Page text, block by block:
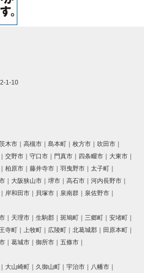
1-10
木市 高槻市 島本町 枚方市
吹田市
交野市 守口市 門真市 四条畷市
大東市
柏原市 藤井寺市 羽曳野市
太子町
大阪狭山市 堺市 高石市
河内長野市
岸和田市 貝塚市 泉南群
泉佐野市
天理市 生駒郡 斑鳩町 三郷町
安堵町
王寺町 上牧町 広陵町 北葛城郡
田原本町
葛城市 御所市
五條市
大山崎町 久御山町 宇治市 八幡市